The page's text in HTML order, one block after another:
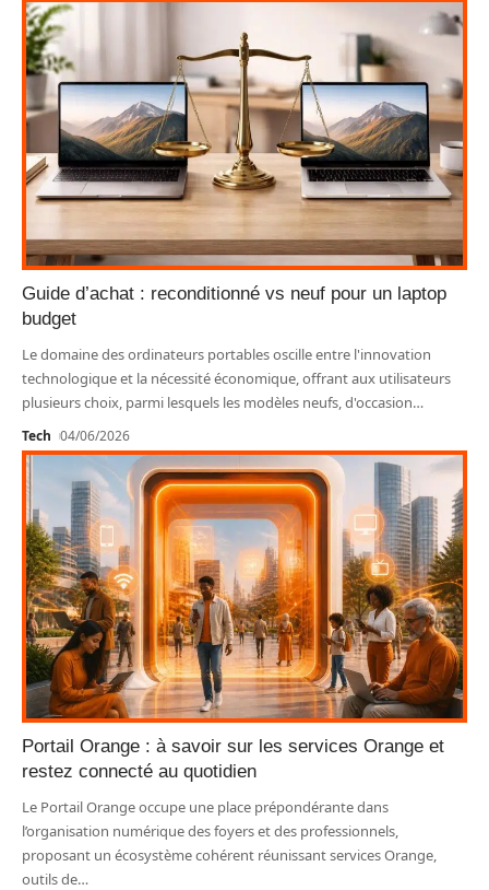
Guide d’achat : reconditionné vs neuf pour un laptop
budget
Le domaine des ordinateurs portables oscille entre l'innovation
technologique et la nécessité économique, offrant aux utilisateurs
plusieurs choix, parmi lesquels les modèles neufs, d'occasion…
Tech 04/06/2026
Portail Orange : à savoir sur les services Orange et
restez connecté au quotidien
Le Portail Orange occupe une place prépondérante dans
l’organisation numérique des foyers et des professionnels,
proposant un écosystème cohérent réunissant services Orange,
outils de…